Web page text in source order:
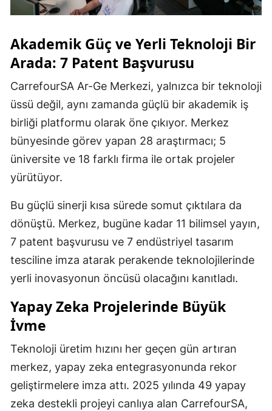
Akademik Güç ve Yerli Teknoloji Bir
Arada: 7 Patent Başvurusu
CarrefourSA Ar-Ge Merkezi, yalnızca bir teknoloji
üssü değil, aynı zamanda güçlü bir akademik iş
birliği platformu olarak öne çıkıyor. Merkez
bünyesinde görev yapan 28 araştırmacı; 5
üniversite ve 18 farklı firma ile ortak projeler
yürütüyor.
Bu güçlü sinerji kısa sürede somut çıktılara da
dönüştü. Merkez, bugüne kadar 11 bilimsel yayın,
7 patent başvurusu ve 7 endüstriyel tasarım
tesciline imza atarak perakende teknolojilerinde
yerli inovasyonun öncüsü olacağını kanıtladı.
Yapay Zeka Projelerinde Büyük
İvme
Teknoloji üretim hızını her geçen gün artıran
merkez, yapay zeka entegrasyonunda rekor
geliştirmelere imza attı. 2025 yılında 49 yapay
zeka destekli projeyi canlıya alan CarrefourSA,